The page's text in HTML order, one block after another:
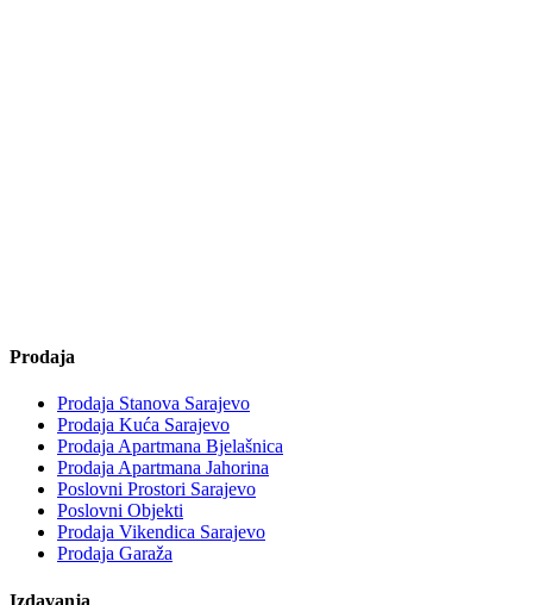
Prodaja
Prodaja Stanova Sarajevo
Prodaja Kuća Sarajevo
Prodaja Apartmana Bjelašnica
Prodaja Apartmana Jahorina
Poslovni Prostori Sarajevo
Poslovni Objekti
Prodaja Vikendica Sarajevo
Prodaja Garaža
Izdavanja